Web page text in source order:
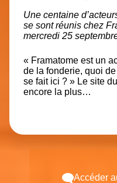
Une centaine
se sont réunis chez
mercredi 25
« Framatome est un
de la fonderie, quoi
se fait ici ? » Le site
encore la plus…
Accéder